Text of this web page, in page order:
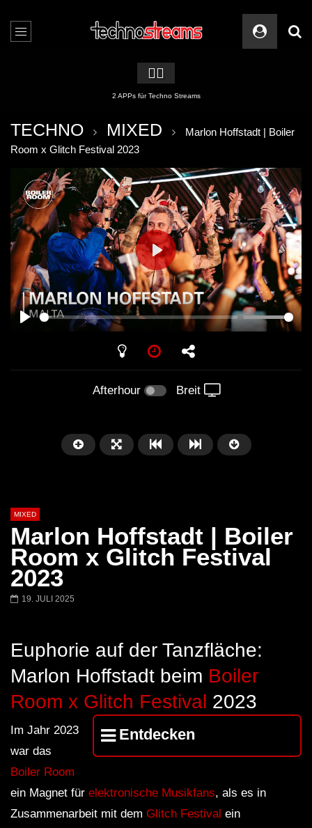
🏳️‍🌈
2 APPs für Techno Streams
TECHNO MIXED
Marlon Hoffstadt | Boiler
Room x Glitch Festival 2023
PLAY
Afterhour Breit
LUCA DEA
MIXED
Marlon Hoffstadt | Boiler
Room x Glitch Festival
2023
19. JULI 2025
Euphorie auf der Tanzfläche:
Marlon Hoffstadt beim Boiler
Room x Glitch Festival 2023
Entdecken
Im Jahr 2023
war das
Boiler Room
ein Magnet für elektronische Musikfans, als es in
Zusammenarbeit mit dem Glitch Festival ein